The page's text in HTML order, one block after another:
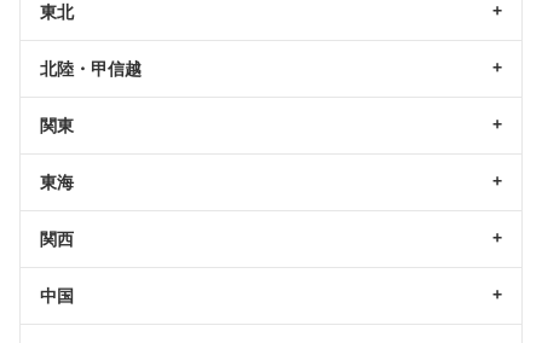
東北
北陸・甲信越
関東
東海
関西
中国